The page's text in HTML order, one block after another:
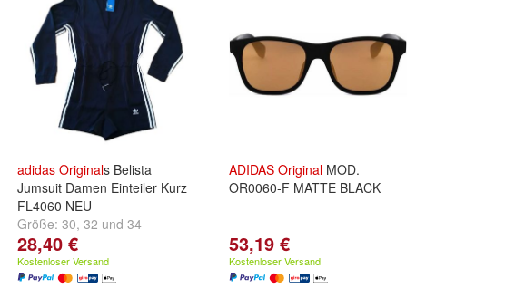
adidas Originals Belista
Jumsuit Damen Einteiler Kurz
FL4060 NEU
Größe: 30, 32 und 34
28,40 €
Kostenloser Versand
ADIDAS Original MOD.
OR0060-F MATTE BLACK
53,19 €
Kostenloser Versand